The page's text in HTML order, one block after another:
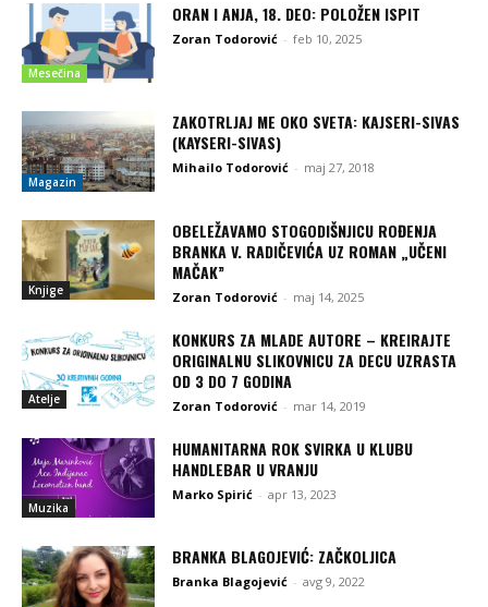
Mesečina
ORAN I ANJA, 18. DEO: POLOŽEN ISPIT
Zoran Todorović - feb 10, 2025
Magazin
ZAKOTRLJAJ ME OKO SVETA: KAJSERI-SIVAS
(KAYSERI-SIVAS)
Mihailo Todorović - maj 27, 2018
Knjige
OBELEŽAVAMO STOGODIŠNJICU ROĐENJA
BRANKA V. RADIČEVIĆA UZ ROMAN „UČENI
MAČAK”
Zoran Todorović - maj 14, 2025
Atelje
KONKURS ZA MLADE AUTORE – KREIRAJTE
ORIGINALNU SLIKOVNICU ZA DECU UZRASTA
OD 3 DO 7 GODINA
Zoran Todorović - mar 14, 2019
Muzika
HUMANITARNA ROK SVIRKA U KLUBU
HANDLEBAR U VRANJU
Marko Spirić - apr 13, 2023
BRANKA BLAGOJEVIĆ: ZAČKOLJICA
Branka Blagojević - avg 9, 2022